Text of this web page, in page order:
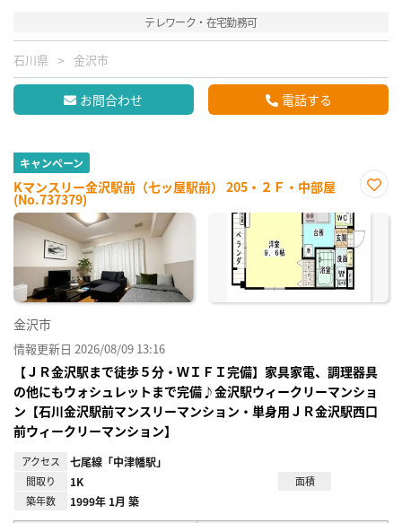
テレワーク・在宅勤務可
石川県 金沢市
お問合わせ 電話する
キャンペーン
Kマンスリー金沢駅前（七ッ屋駅前） 205・２Ｆ・中部屋
(No.737379)
に入
り登
録
金沢市
情報更新日 2026/08/09 13:16
【ＪＲ金沢駅まで徒歩５分・ＷＩＦＩ完備】家具家電、調理器具
の他にもウォシュレットまで完備♪金沢駅ウィークリーマンショ
ン【石川金沢駅前マンスリーマンション・単身用ＪＲ金沢駅西口
前ウィークリーマンション】
アクセス 七尾線「中津幡駅」
間取り 1K
面積
築年数
1999年 1月 築